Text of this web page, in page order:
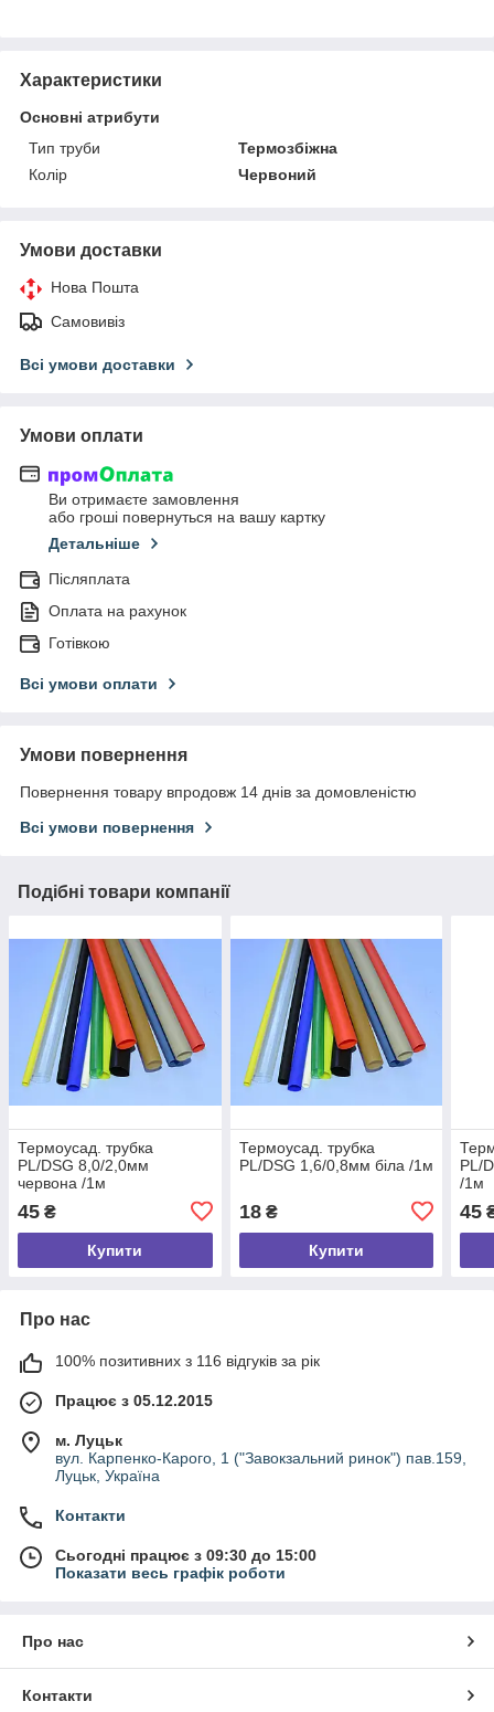
Характеристики
Основні атрибути
Тип труби
Термозбіжна
Колір
Червоний
Умови доставки
Нова Пошта
Самовивіз
Всі умови доставки
Умови оплати
Ви отримаєте замовлення
або гроші повернуться на вашу картку
Детальніше
Післяплата
Оплата на рахунок
Готівкою
Всі умови оплати
Умови повернення
Повернення товару впродовж 14 днів за домовленістю
Всі умови повернення
Подібні товари компанії
Термоусад. трубка
PL/DSG 8,0/2,0мм
червона /1м
45 ₴
Купити
Термоусад. трубка
PL/DSG 1,6/0,8мм біла /1м
18₴
Купити
PL/
/1м
45
Про нас
100% позитивних з 116 відгуків за рік
Працює з 05.12.2015
м. Луцьк
вул. Карпенко-Карого, 1 ("Завокзальний ринок") пав.159,
Луцьк, Україна
Контакти
Сьогодні працює з 09:30 до 15:00
Показати весь графік роботи
Про нас
Контакти